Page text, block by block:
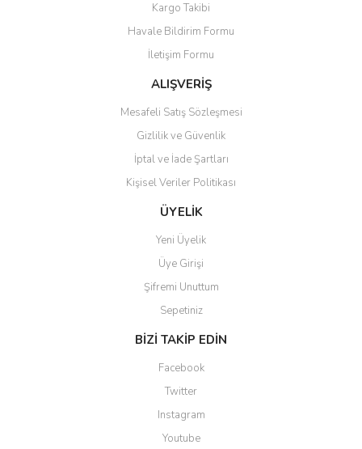
Ürün resmi kalitesiz, bozuk veya görüntülenemiyor.
Ürün açıklamasında eksik bilgiler bulunuyor.
Ürün bilgilerinde hatalar bulunuyor.
Ürün fiyatı diğer sitelerden daha pahalı.
Gönder
Kargo Takibi
Havale Bildirim Formu
İletişim Formu
ALIŞVERİŞ
Mesafeli Satış Sözleşmesi
Gizlilik ve Güvenlik
İptal ve İade Şartları
Kişisel Veriler Politikası
ÜYELİK
Yeni Üyelik
Üye Girişi
Şifremi Unuttum
Sepetiniz
BİZİ TAKİP EDİN
Facebook
Twitter
Instagram
Youtube